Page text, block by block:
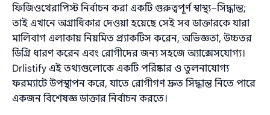
ফিজিওথেরাপিস্ট নির্বাচন করা একটি গুরুত্বপূর্ণ স্বাস্থ্য–সিদ্ধান্ত;
তাই এখানে অগ্রাধিকার দেওয়া হয়েছে সেই সব ডাক্তারকে যারা
মালিবাগ এলাকায় নিয়মিত প্র্যাকটিস করেন, অভিজ্ঞতা, উচ্চতর
ডিগ্রি ধারণ করেন এবং রোগীদের জন্য সহজে অ্যাক্সেসযোগ্য।
Drlistify এই তথ্যগুলোকে একটি পরিষ্কার ও তুলনাযোগ্য
ফরম্যাটে উপস্থাপন করে, যাতে রোগীগণ দ্রুত সিদ্ধান্ত নিতে পারে
একজন বিশেষজ্ঞ ডাক্তার নির্বাচন করতে।